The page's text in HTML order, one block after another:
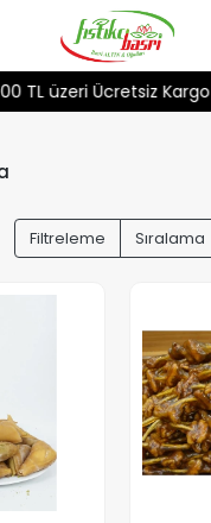
TL üzeri Ücretsiz Kargo !
Filtreleme Sıralama